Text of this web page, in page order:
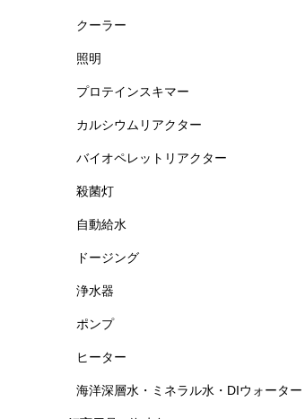
クーラー
照明
プロテインスキマー
カルシウムリアクター
バイオペレットリアクター
殺菌灯
自動給水
ドージング
浄水器
ポンプ
ヒーター
海洋深層水・ミネラル水・DIウォーター